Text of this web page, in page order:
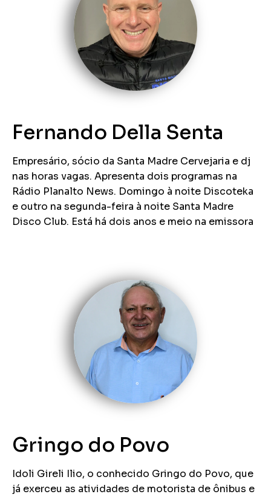
Fernando Della Senta
Empresário, sócio da Santa Madre Cervejaria e dj
nas horas vagas. Apresenta dois programas na
Rádio Planalto News. Domingo à noite Discoteka
e outro na segunda-feira à noite Santa Madre
Disco Club. Está há dois anos e meio na emissora
Gringo do Povo
Idoli Gireli Ilio, o conhecido Gringo do Povo, que
já exerceu as atividades de motorista de ônibus e